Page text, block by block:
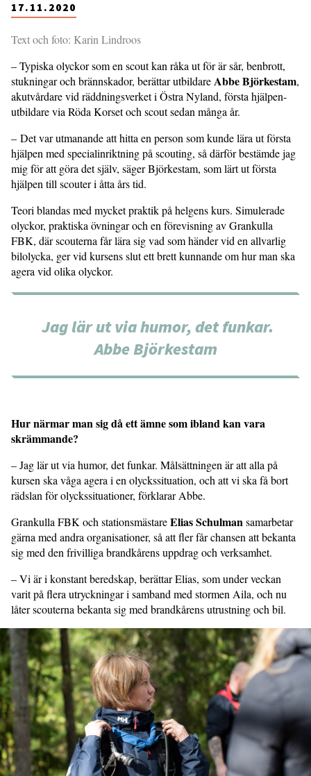
17.11.2020
Text och foto: Karin Lindroos
– Typiska olyckor som en scout kan råka ut för är sår, benbrott,
stukningar och brännskador, berättar utbildareAbbe Björkestam,
akutvårdare vid räddningsverket i Östra Nyland, första hjälpen-
utbildare via Röda Korset och scout sedan många år.
– Det var utmanande att hitta en person som kunde lära ut första
hjälpen med specialinriktning på scouting, så därför bestämde jag
mig för att göra det själv, säger Björkestam, som lärt ut första
hjälpen till scouter i åtta års tid.
Teori blandas med mycket praktik på helgens kurs. Simulerade
olyckor, praktiska övningar och en förevisning av Grankulla
FBK, där scouterna får lära sig vad som händer vid en allvarlig
bilolycka, ger vid kursens slut ett brett kunnande om hur man ska
agera vid olika olyckor.
Jag lär ut via humor, det funkar.
Abbe Björkestam
Hur närmar man sig då ett ämne som ibland kan vara
skrämmande?
– Jag lär ut via humor, det funkar. Målsättningen är att alla på
kursen ska våga agera i en olyckssituation, och att vi ska få bort
rädslan för olyckssituationer, förklarar Abbe.
Grankulla FBK och stationsmästareElias Schulmansamarbetar
gärna med andra organisationer, så att fler får chansen att bekanta
sig med den frivilliga brandkårens uppdrag och verksamhet.
– Vi är i konstant beredskap, berättar Elias, som under veckan
varit på flera utryckningar i samband med stormen Aila, och nu
låter scouterna bekanta sig med brandkårens utrustning och bil.